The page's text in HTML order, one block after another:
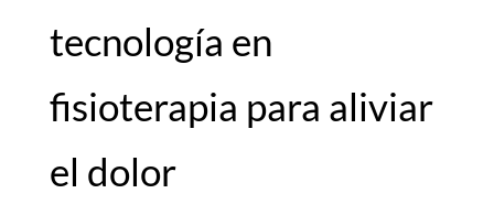
tecnología en
fisioterapia para aliviar
el dolor